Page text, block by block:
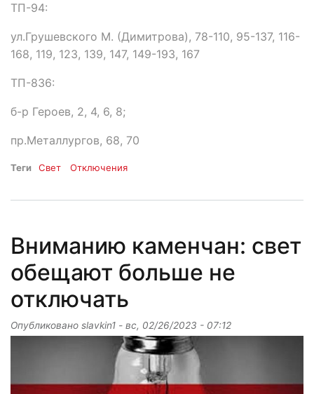
ТП-94:
ул.Грушевского М. (Димитрова), 78-110, 95-137, 116-
168, 119, 123, 139, 147, 149-193, 167
ТП-836:
б-р Героев, 2, 4, 6, 8;
пр.Металлургов, 68, 70
Теги Свет Отключения
Вниманию каменчан: свет
обещают больше не
отключать
Опубликовано slavkin1 - вс, 02/26/2023 - 07:12